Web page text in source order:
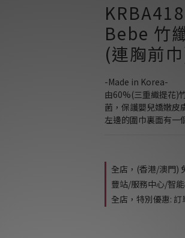
Bebe 竹
(連胸前
-Made in Korea-
由60%(三重織提花)
菌，保護嬰兒嬌嫩皮
左邊的圍巾裏面有一
全店，(香港/澳門)
豐站/服務中心/智
全店，特別優惠: